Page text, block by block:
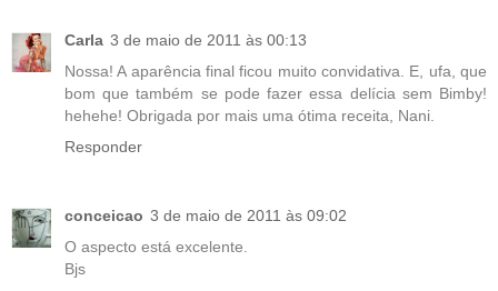
Carla 3 de maio de 2011 às 00:13
Nossa! A aparência final ficou muito convidativa. E, ufa, que
bom que também se pode fazer essa delícia sem Bimby!
hehehe! Obrigada por mais uma ótima receita, Nani.
Responder
conceicao 3 de maio de 2011 às 09:02
O aspecto está excelente.
Bjs